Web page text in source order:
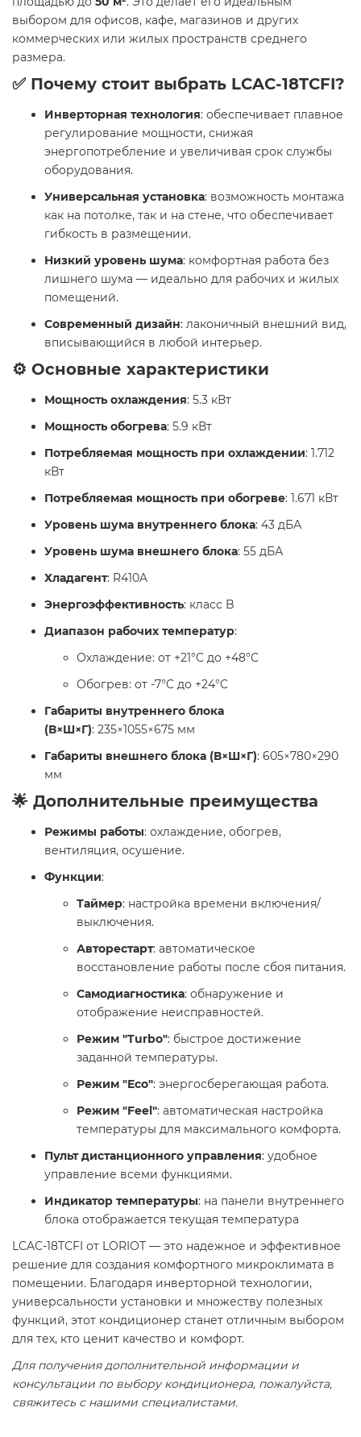
выбором для офисов, кафе, магазинов и других
коммерческих или жилых пространств среднего
размера.
✅ Почему стоит выбрать LCAC-18TCFI?
Инверторная технология: обеспечивает плавное
регулирование мощности, снижая
энергопотребление и увеличивая срок службы
оборудования.
Универсальная установка: возможность монтажа
как на потолке, так и на стене, что обеспечивает
гибкость в размещении.
Низкий уровень шума: комфортная работа без
лишнего шума — идеально для рабочих и жилых
помещений.
Современный дизайн: лаконичный внешний вид,
вписывающийся в любой интерьер.
⚙️ Основные характеристики
Мощность охлаждения: 5.3 кВт
Мощность обогрева: 5.9 кВт
Потребляемая мощность при охлаждении: 1.712
кВт
Потребляемая мощность при обогреве: 1.671 кВт
Уровень шума внутреннего блока: 43 дБА
Уровень шума внешнего блока: 55 дБА
Хладагент: R410A
Энергоэффективность: класс B
Диапазон рабочих температур:
Охлаждение: от +21°C до +48°C
Обогрев: от -7°C до +24°C
Габариты внутреннего блока
(В×Ш×Г): 235×1055×675 мм
Габариты внешнего блока (В×Ш×Г): 605×780×290
мм
🌟 Дополнительные преимущества
Режимы работы: охлаждение, обогрев,
вентиляция, осушение.
Функции:
Таймер: настройка времени включения/
выключения.
Авторестарт: автоматическое
восстановление работы после сбоя питания.
Самодиагностика: обнаружение и
отображение неисправностей.
Режим "Turbo": быстрое достижение
заданной температуры.
Режим "Eco": энергосберегающая работа.
Режим "Feel": автоматическая настройка
температуры для максимального комфорта.
Пульт дистанционного управления: удобное
управление всеми функциями.
Индикатор температуры: на панели внутреннего
блока отображается текущая температура
LCAC-18TCFI от LORIOT — это надежное и эффективное
решение для создания комфортного микроклимата в
помещении. Благодаря инверторной технологии,
универсальности установки и множеству полезных
функций, этот кондиционер станет отличным выбором
для тех, кто ценит качество и комфорт.
Для получения дополнительной информации и
консультации по выбору кондиционера, пожалуйста,
свяжитесь с нашими специалистами.